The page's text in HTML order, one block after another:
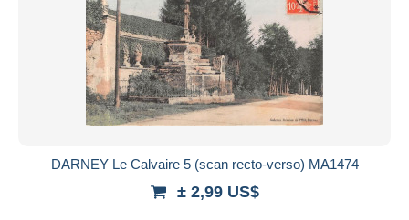
DARNEY Le Calvaire 5 (scan recto-verso) MA1474
± 2,99 US$